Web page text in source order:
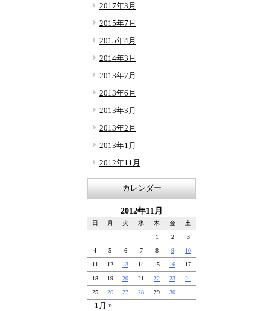
2017年3月
2015年7月
2015年4月
2014年3月
2013年7月
2013年6月
2013年3月
2013年2月
2013年1月
2012年11月
カレンダー
2012年11月
日 月 火 水 木 金 土
1 2 3
4 5 6 7 8 9 10
11 12 13 14 15 16 17
18 19 20 21 22 23 24
25 26 27 28 29 30
1月 »